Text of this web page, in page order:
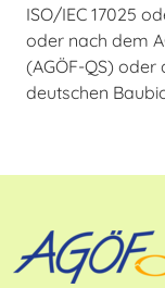
ISO/IEC 17025
oder nach dem
(AGÖF-QS)
deutschen